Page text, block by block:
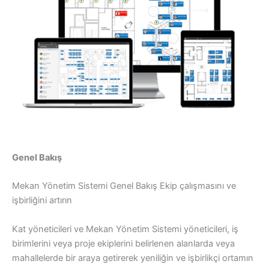
Genel Bakış
Mekan Yönetim Sistemi Genel Bakış Ekip çalışmasını ve
işbirliğini artırın
Kat yöneticileri ve Mekan Yönetim Sistemi yöneticileri, iş
birimlerini veya proje ekiplerini belirlenen alanlarda veya
mahallelerde bir araya getirerek yeniliğin ve işbirlikçi ortamın